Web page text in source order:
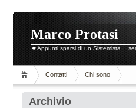
Marco Protasi
# Appunti sparsi di un Sistemista…
Contatti Chi sono
Archivio